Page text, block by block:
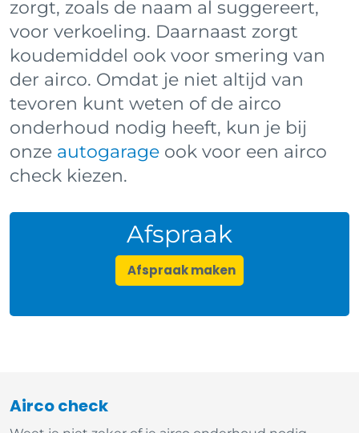
zorgt, zoals de naam al suggereert,
voor verkoeling. Daarnaast zorgt
koudemiddel ook voor smering van
der airco. Omdat je niet altijd van
tevoren kunt weten of de airco
onderhoud nodig heeft, kun je bij
onze autogarage ook voor een airco
check kiezen.
Afspraak
Afspraak maken
Airco check